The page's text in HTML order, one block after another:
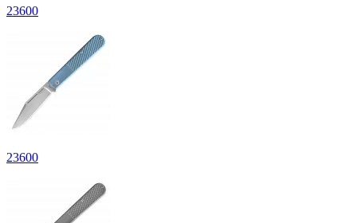
23600
23600